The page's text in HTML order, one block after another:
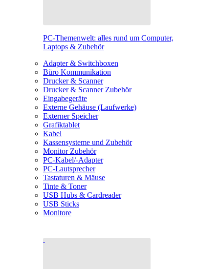
PC-Themenwelt: alles rund um Computer,
Laptops & Zubehör
Adapter & Switchboxen
Büro Kommunikation
Drucker & Scanner
Drucker & Scanner Zubehör
Eingabegeräte
Externe Gehäuse (Laufwerke)
Externer Speicher
Grafiktablet
Kabel
Kassensysteme und Zubehör
Monitor Zubehör
PC-Kabel/-Adapter
PC-Lautsprecher
Tastaturen & Mäuse
Tinte & Toner
USB Hubs & Cardreader
USB Sticks
Monitore